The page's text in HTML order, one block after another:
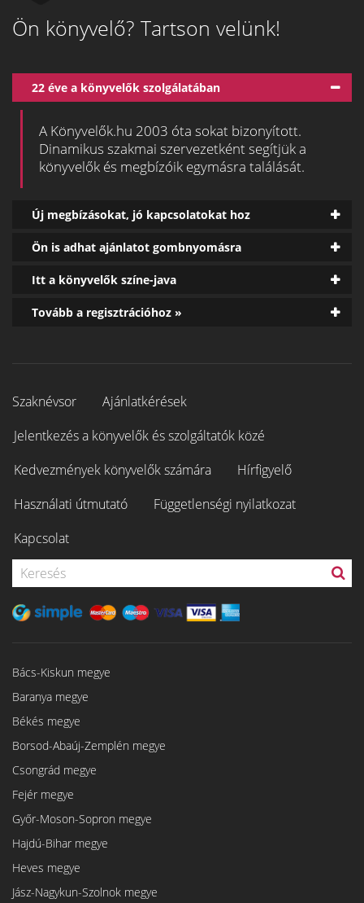
Ön könyvelő? Tartson velünk!
22 éve a könyvelők szolgálatában
A Könyvelők.hu 2003 óta sokat bizonyított.
Dinamikus szakmai szervezetként segítjük a
könyvelők és megbízóik egymásra találását.
Új megbízásokat, jó kapcsolatokat hoz
Ön is adhat ajánlatot gombnyomásra
Itt a könyvelők színe-java
Tovább a regisztrációhoz »
Szaknévsor
Ajánlatkérések
Jelentkezés a könyvelők és szolgáltatók közé
Kedvezmények könyvelők számára
Hírfigyelő
Használati útmutató
Függetlenségi nyilatkozat
Kapcsolat
Bács-Kiskun megye
Baranya megye
Békés megye
Borsod-Abaúj-Zemplén megye
Csongrád megye
Fejér megye
Győr-Moson-Sopron megye
Hajdú-Bihar megye
Heves megye
Jász-Nagykun-Szolnok megye